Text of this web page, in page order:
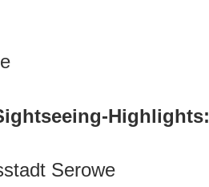
Highlights:
Serowe